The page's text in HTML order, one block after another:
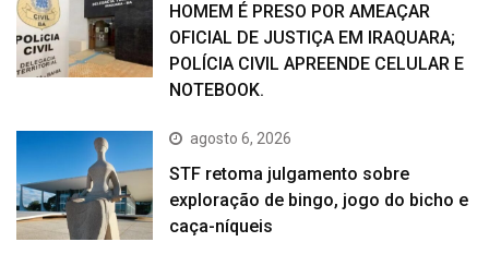
HOMEM É PRESO POR AMEAÇAR
OFICIAL DE JUSTIÇA EM IRAQUARA;
POLÍCIA CIVIL APREENDE CELULAR E
NOTEBOOK.
agosto 6, 2026
STF retoma julgamento sobre
exploração de bingo, jogo do bicho e
caça-níqueis